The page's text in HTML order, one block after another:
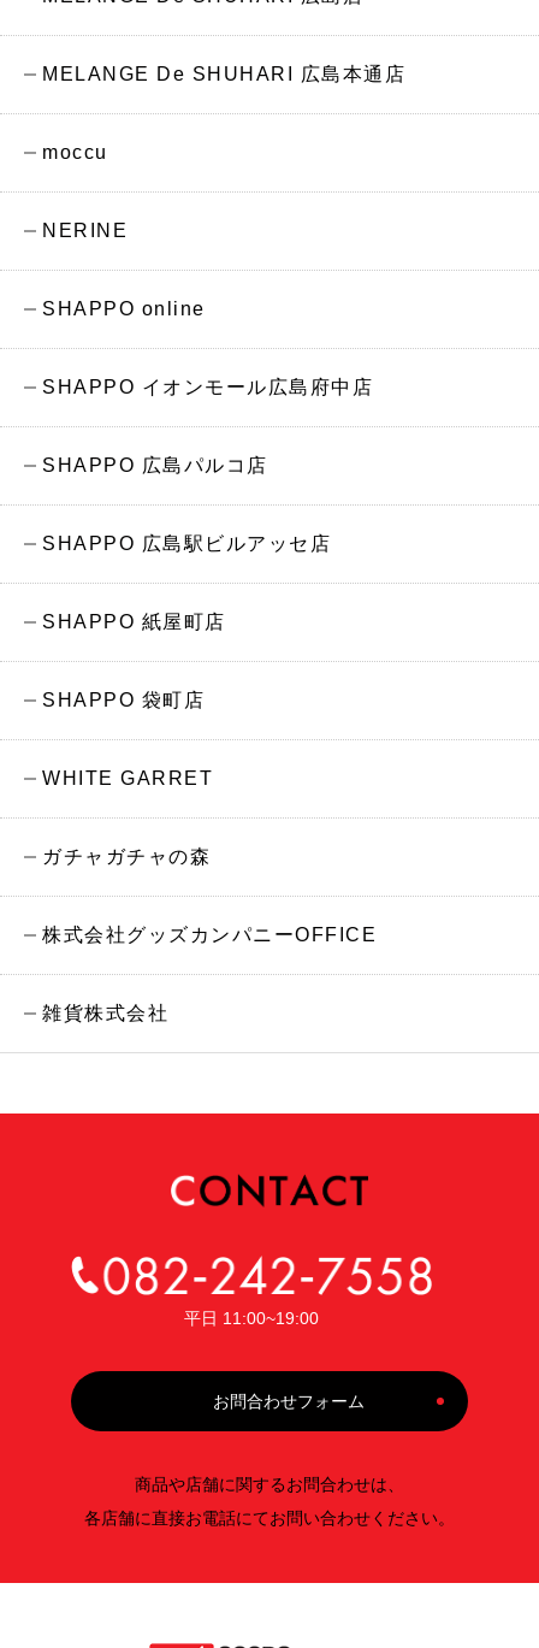
MELANGE De SHUHARI 広島本通店
moccu
NERINE
SHAPPO online
SHAPPO イオンモール広島府中店
SHAPPO 広島パルコ店
SHAPPO 広島駅ビルアッセ店
SHAPPO 紙屋町店
SHAPPO 袋町店
WHITE GARRET
ガチャガチャの森
株式会社グッズカンパニーOFFICE
雑貨株式会社
平日 11:00~19:00
お問合わせフォーム
商品や店舗に関するお問合わせは、
各店舗に直接お電話にてお問い合わせください。